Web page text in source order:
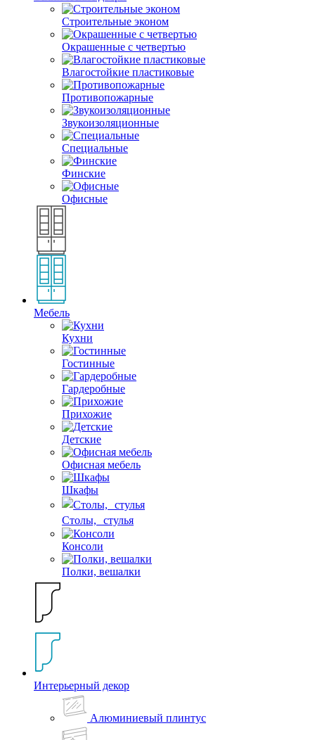
Строительные эконом
Окрашенные с четвертью
Влагостойкие пластиковые
Противопожарные
Звукоизоляционные
Специальные
Финские
Офисные
Мебель
Кухни
Гостинные
Гардеробные
Прихожие
Детские
Офисная мебель
Шкафы
Столы, стулья
Консоли
Полки, вешалки
Интерьерный декор
Алюминиевый плинтус